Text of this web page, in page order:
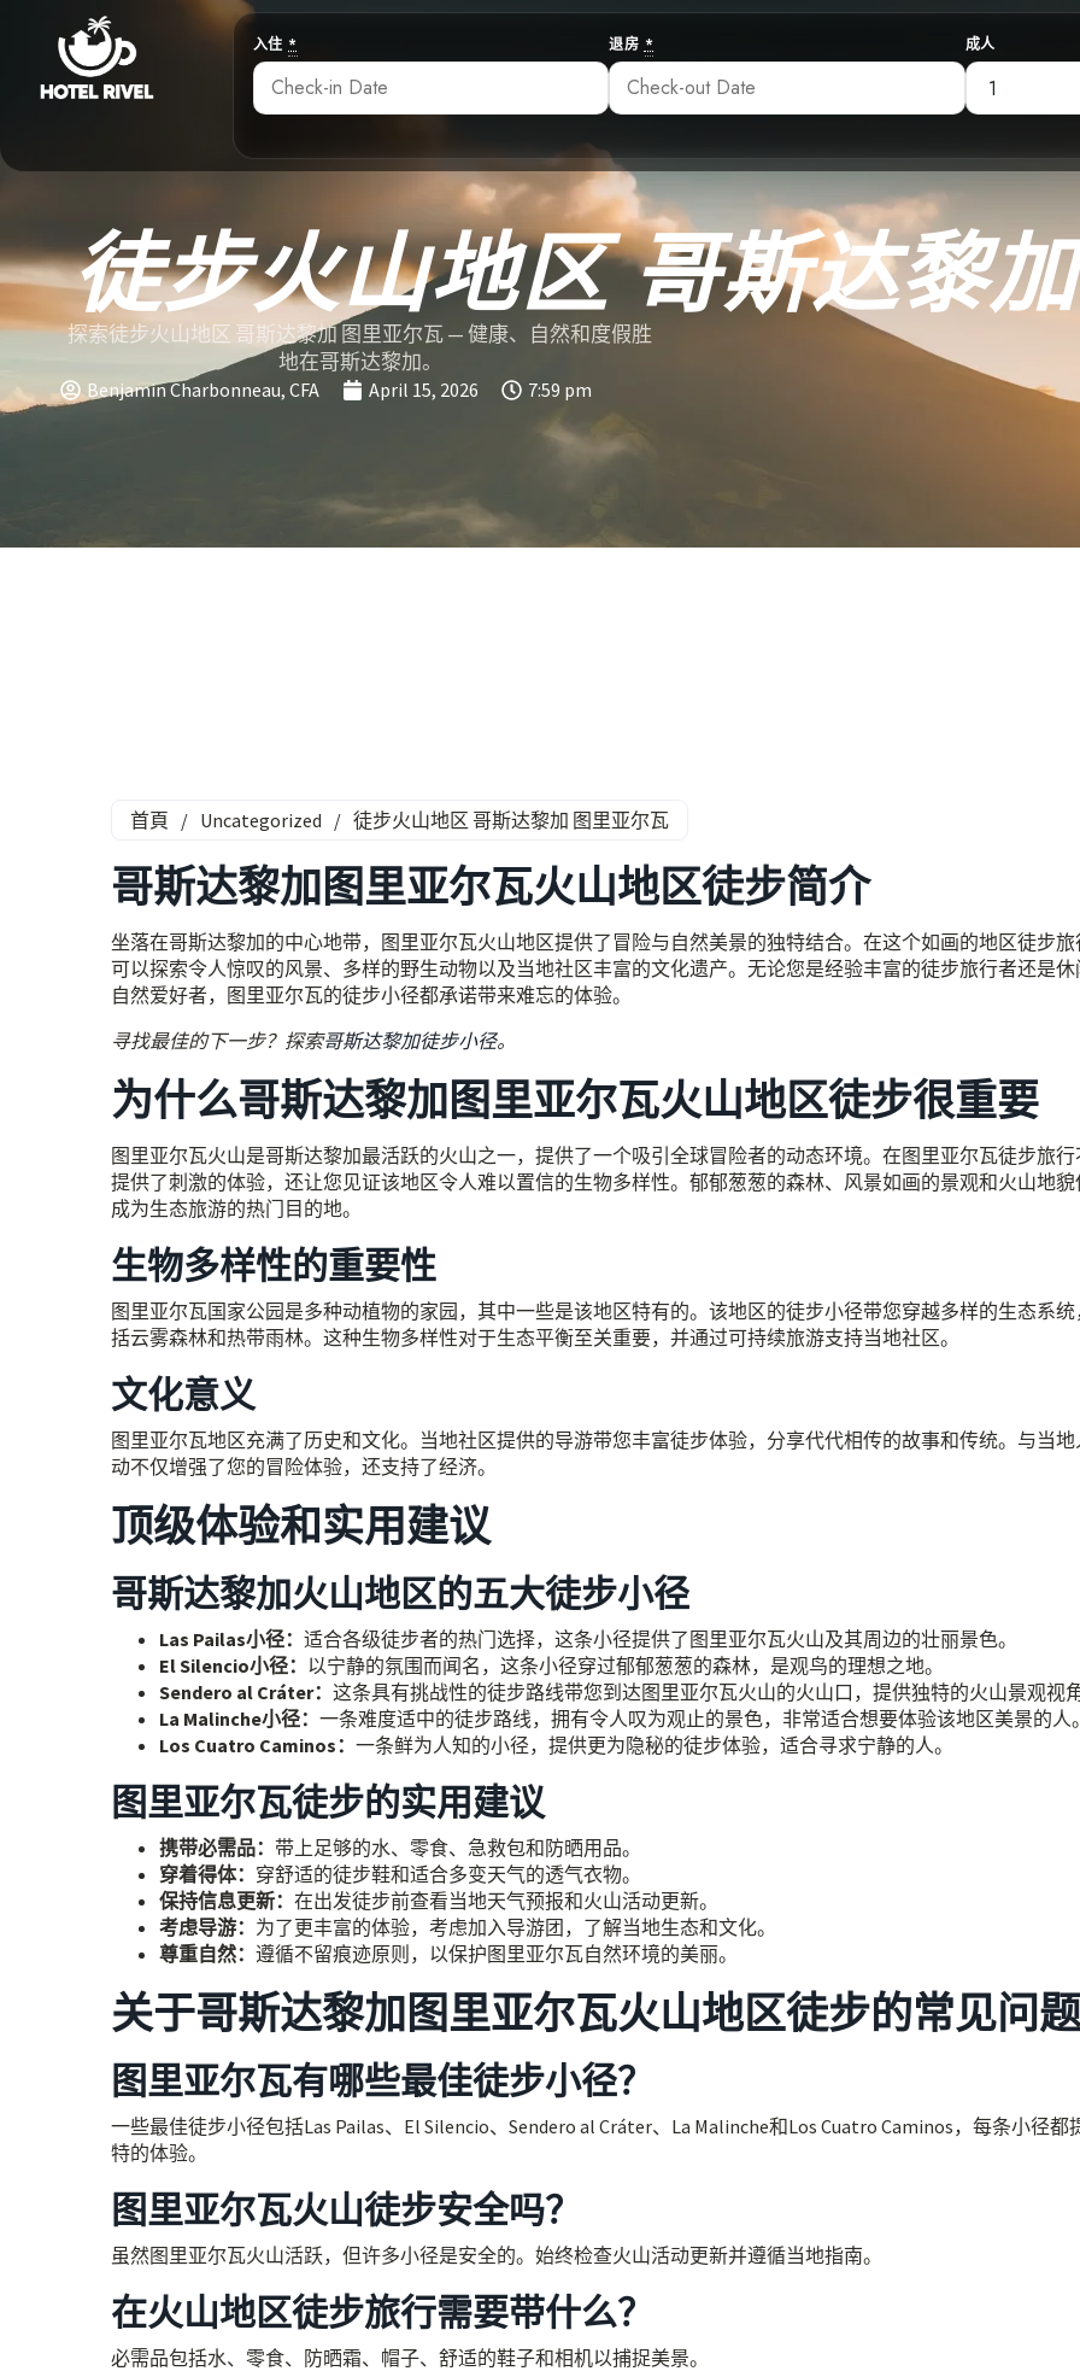
入住* 退房 * 成人
徒步火山地区 哥斯达黎
探索徒步火山地区 哥斯达黎加 图里亚尔瓦 — 健康、自然和度假胜
地在哥斯达黎加。
Benjamin Charbonneau, CFA April 15, 2026 7:59 pm
首頁 / Uncategorized / 徒步火山地区 哥斯达黎加 图里亚尔瓦
哥斯达黎加图里亚尔瓦火山地区徒步简介
坐落在哥斯达黎加的中心地带，图里亚尔瓦火山地区提供了冒险与自然美景的独特结合。在这个如画的地区徒步旅
可以探索令人惊叹的风景、多样的野生动物以及当地社区丰富的文化遗产。无论您是经验丰富的徒步旅行者还是休
自然爱好者，图里亚尔瓦的徒步小径都承诺带来难忘的体验。
寻找最佳的下一步？探索哥斯达黎加徒步小径。
为什么哥斯达黎加图里亚尔瓦火山地区徒步很重要
图里亚尔瓦火山是哥斯达黎加最活跃的火山之一，提供了一个吸引全球冒险者的动态环境。在图里亚尔瓦徒步旅行
提供了刺激的体验，还让您见证该地区令人难以置信的生物多样性。郁郁葱葱的森林、风景如画的景观和火山地貌
成为生态旅游的热门目的地。
生物多样性的重要性
图里亚尔瓦国家公园是多种动植物的家园，其中一些是该地区特有的。该地区的徒步小径带您穿越多样的生态系统
括云雾森林和热带雨林。这种生物多样性对于生态平衡至关重要，并通过可持续旅游支持当地社区。
文化意义
图里亚尔瓦地区充满了历史和文化。当地社区提供的导游带您丰富徒步体验，分享代代相传的故事和传统。与当地
动不仅增强了您的冒险体验，还支持了经济。
顶级体验和实用建议
哥斯达黎加火山地区的五大徒步小径
Las Pailas小径： 适合各级徒步者的热门选择，这条小径提供了图里亚尔瓦火山及其周边的壮丽景色。
El Silencio小径： 以宁静的氛围而闻名，这条小径穿过郁郁葱葱的森林，是观鸟的理想之地。
Sendero al Cráter： 这条具有挑战性的徒步路线带您到达图里亚尔瓦火山的火山口，提供独特的火山景观视
La Malinche小径： 一条难度适中的徒步路线，拥有令人叹为观止的景色，非常适合想要体验该地区美景的人
Los Cuatro Caminos： 一条鲜为人知的小径，提供更为隐秘的徒步体验，适合寻求宁静的人。
图里亚尔瓦徒步的实用建议
携带必需品： 带上足够的水、零食、急救包和防晒用品。
穿着得体： 穿舒适的徒步鞋和适合多变天气的透气衣物。
保持信息更新： 在出发徒步前查看当地天气预报和火山活动更新。
考虑导游： 为了更丰富的体验，考虑加入导游团，了解当地生态和文化。
尊重自然： 遵循不留痕迹原则，以保护图里亚尔瓦自然环境的美丽。
关于哥斯达黎加图里亚尔瓦火山地区徒步的常见问题
图里亚尔瓦有哪些最佳徒步小径？
一些最佳徒步小径包括Las Pailas、El Silencio、Sendero al Cráter、La Malinche和Los Cuatro Caminos，每条小径都
特的体验。
图里亚尔瓦火山徒步安全吗？
虽然图里亚尔瓦火山活跃，但许多小径是安全的。始终检查火山活动更新并遵循当地指南。
在火山地区徒步旅行需要带什么？
必需品包括水、零食、防晒霜、帽子、舒适的鞋子和相机以捕捉美景。